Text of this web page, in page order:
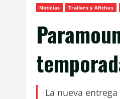
Noticias Trailers y Afiches
La nueva